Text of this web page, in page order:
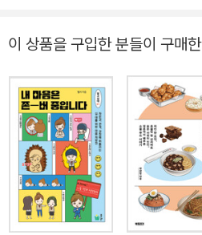
기하지요? 그런데 김밥이 인기 있는
있어요. 최근엔 미국뿐 아니라 여러
식을 논하고 있지요. 최근 과학계와 환경운동가들은 채식 식단으
로의 과감한 전환이 필요하다고 주
를 채식으로 바꾸면 시간과 비용을
을 줄일 수 있기 때문이죠. 건강에도
점도 있으며, 무엇보다 기후 위기에
든요. 이 책은 강압적이거나 죄책감을 불러일으키는 방식으로 매
이 상품을 구입한 분들이 구매